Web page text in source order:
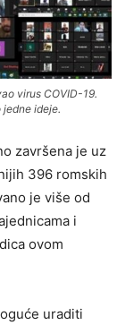
virus COVID-19.
ideje.
završena je uz
396 romskih
je više od
i
ovom
uraditi